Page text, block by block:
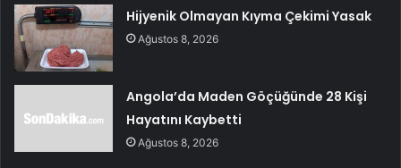
Hijyenik Olmayan Kıyma Çekimi Yasak
Ağustos 8, 2026
Angola’da Maden Göçüğünde 28 Kişi
Hayatını Kaybetti
Ağustos 8, 2026